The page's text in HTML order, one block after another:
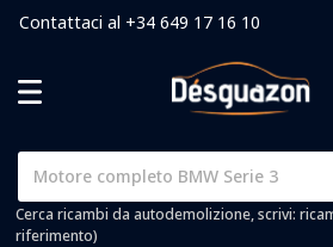
Contattaci al +34 649 17 16 10
Cerca ricambi da autodemolizione, scrivi:
riferimento)